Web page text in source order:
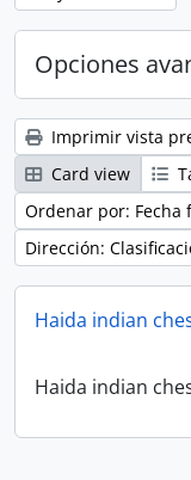
Opciones
Imprimir vista
Card view
Ordenar por: Fecha
Dirección:
Haida indian
Haida indian